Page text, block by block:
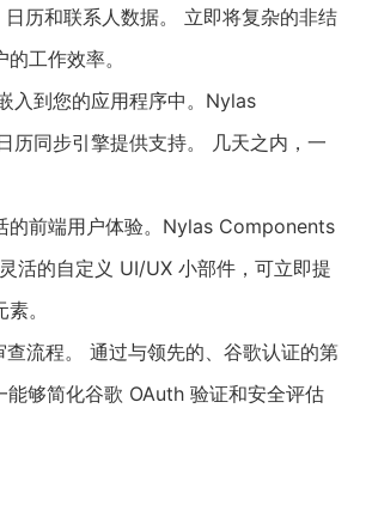
历和联系人数据。 立即将复杂的非结
工作效率。
入到您的应用程序中。Nylas
历同步引擎提供支持。 几天之内，一
的前端用户体验。Nylas Components
活的自定义 UI/UX 小部件，可立即提
。
流程。 通过与领先的、 谷歌认证的第
能够简化谷歌 OAuth 验证和安全评估